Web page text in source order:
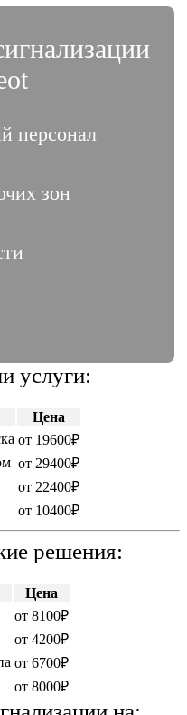
персонал
зон
услуги:
Цена
от 19600₽
от 29400₽
от 22400₽
от 10400₽
решения:
Цена
от 8100₽
от 4200₽
от 6700₽
от 8000₽